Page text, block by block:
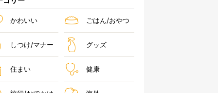
かわいい ごはん/おやつ
しつけ/マナー グッズ
住まい 健康